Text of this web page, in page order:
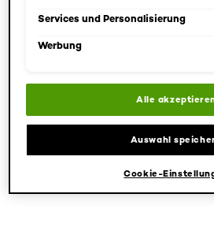
Brow Artist
Lamination
Services und Personalisierung
Werbung
Alle
Auswahl
Cookie-